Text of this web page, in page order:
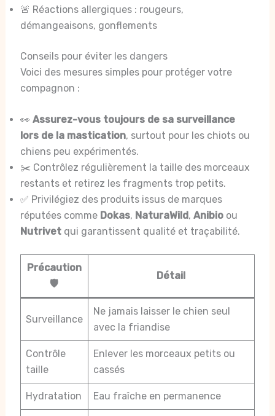
🚨 Réactions allergiques : rougeurs,
démangeaisons, gonflements
Conseils pour éviter les dangers
Voici des mesures simples pour protéger votre
compagnon :
👀 Assurez-vous toujours de sa surveillance
lors de la mastication, surtout pour les chiots ou
chiens peu expérimentés.
✂️ Contrôlez régulièrement la taille des morceaux
restants et retirez les fragments trop petits.
✅ Privilégiez des produits issus de marques
réputées comme Dokas, NaturaWild , Anibioou
Nutrivetqui garantissent qualité et traçabilité.
Précaution
🛡️
Détail
Surveillance
Ne jamais laisser le chien seul
avec la friandise
Contrôle
taille
Enlever les morceaux petits ou
cassés
Hydratation Eau fraîche en permanence